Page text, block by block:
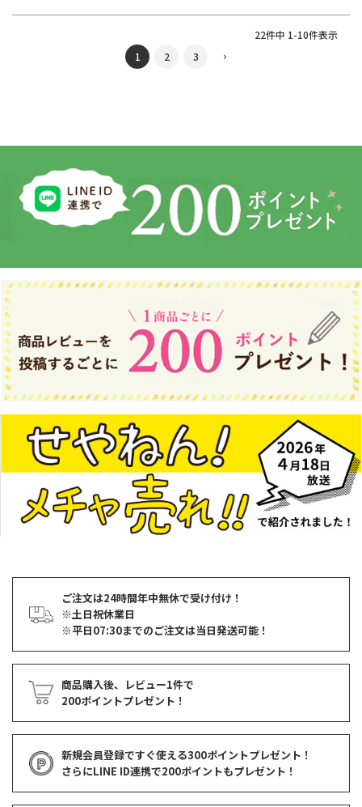
22件中 1-10件表示
1
2 3
ご注文は24時間年中無休で受け付け！
※土日祝休業日
※平日07:30までのご注文は当日発送可能！
商品購入後、レビュー1件で
200ポイントプレゼント！
新規会員登録ですぐ使える300ポイントプレゼント！
さらにLINE ID連携で200ポイントもプレゼント！